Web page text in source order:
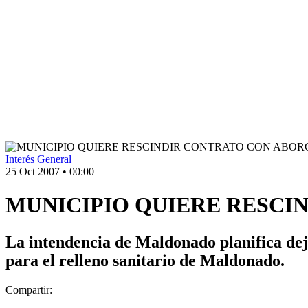
Interés General
25 Oct 2007 • 00:00
MUNICIPIO QUIERE
La intendencia de Maldonado planifica
para el relleno sanitario de Maldonado.
Compartir: